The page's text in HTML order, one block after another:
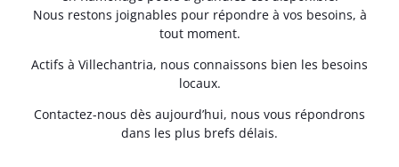
Nous restons joignables pour répondre à vos besoins, à
tout moment.
Actifs à Villechantria, nous connaissons bien les besoins
locaux.
Contactez-nous dès aujourd’hui, nous vous répondrons
dans les plus brefs délais.